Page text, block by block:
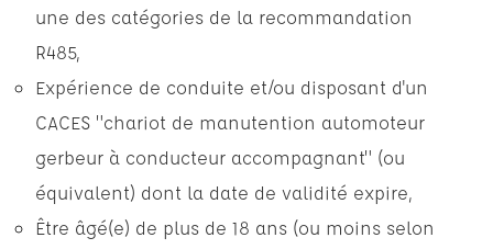
une des catégories de la recommandation
R485,
Expérience de conduite et/ou disposant d'un
CACES "chariot de manutention automoteur
gerbeur à conducteur accompagnant" (ou
équivalent) dont la date de validité expire,
Être âgé(e) de plus de 18 ans (ou moins selon